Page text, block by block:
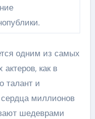
одним из самых
как в
талант и
миллионов
шедеврами